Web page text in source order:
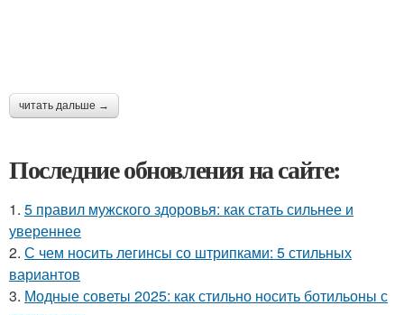
читать дальше →
Последние обновления на сайте:
1. 5 правил мужского здоровья: как стать сильнее и
увереннее
2. С чем носить легинсы со штрипками: 5 стильных
вариантов
3. Модные советы 2025: как стильно носить ботильоны с